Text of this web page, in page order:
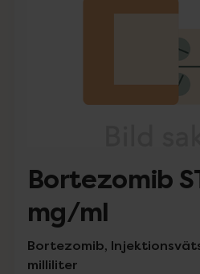
Bortezomib
mg/ml
Bortezomib,
milliliter